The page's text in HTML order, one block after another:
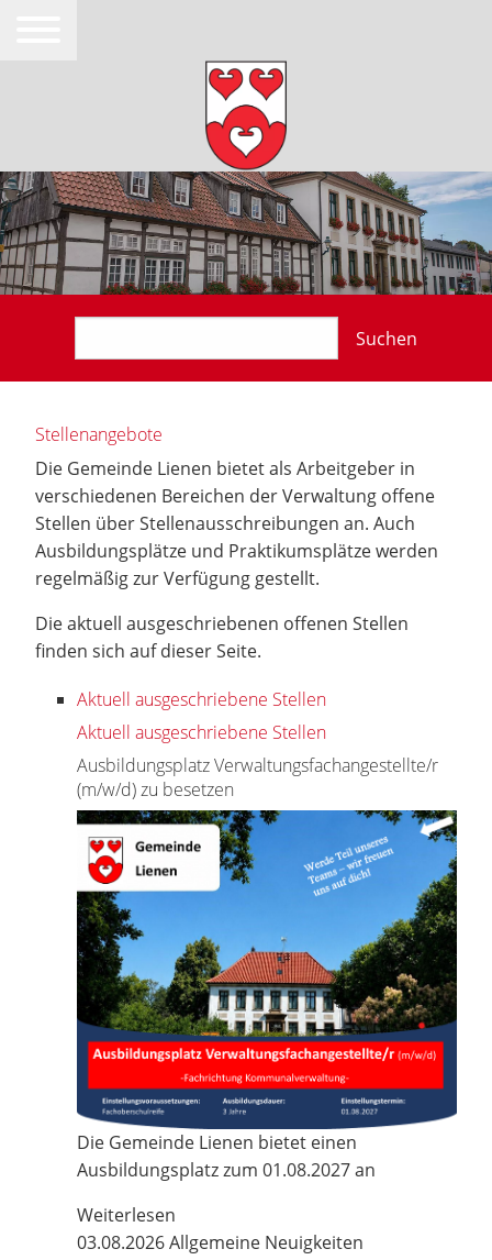
Suchen
Stellenangebote
Die Gemeinde Lienen bietet als Arbeitgeber in
verschiedenen Bereichen der Verwaltung offene
Stellen über Stellenausschreibungen an. Auch
Ausbildungsplätze und Praktikumsplätze werden
regelmäßig zur Verfügung gestellt.
Die aktuell ausgeschriebenen offenen Stellen
finden sich auf dieser Seite.
Aktuell ausgeschriebene Stellen
Aktuell ausgeschriebene Stellen
Ausbildungsplatz Verwaltungsfachangestellte/r
(m/w/d) zu besetzen
Die Gemeinde Lienen bietet einen
Ausbildungsplatz zum 01.08.2027 an
Weiterlesen
03.08.2026Allgemeine Neuigkeiten